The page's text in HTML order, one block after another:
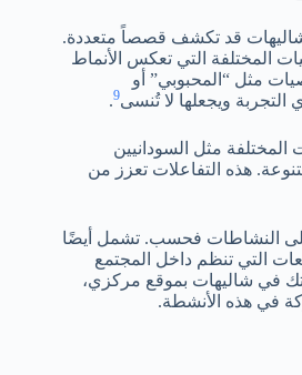
قد تكشف قصصاً متعددة.
المختلفة التي تعكس الأنماط
مثل “المحبوبي” أو
ويجعلها لا تُنسى9
.
مثل السودانيين
هذه التفاعلات تعزز من
على النشاطات فحسب. تشمل أيضًا
التي تنظم داخل المجتمع
في شاليهات بموقع مركزي،
في هذه الأنشطة.